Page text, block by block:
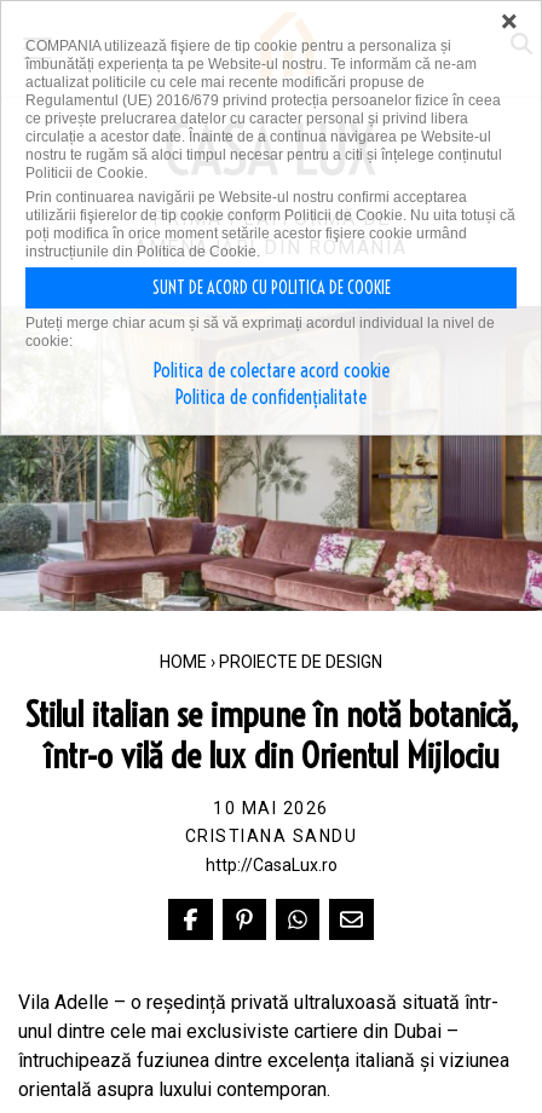
PRIMA PLATFORMĂ DE
AMENAJĂRI DIN ROMÂNIA
HOME › PROIECTE DE DESIGN
Stilul italian se impune în notă botanică,
într-o vilă de lux din Orientul Mijlociu
10 MAI 2026
CRISTIANA SANDU
http://CasaLux.ro
Vila Adelle – o reședință privată ultraluxoasă situată într-
unul dintre cele mai exclusiviste cartiere din Dubai –
întruchipează fuziunea dintre excelența italiană și viziunea
orientală asupra luxului contemporan.
×
COMPANIA utilizează fişiere de tip cookie pentru a personaliza și
îmbunătăți experiența ta pe Website-ul nostru. Te informăm că ne-am
actualizat politicile cu cele mai recente modificări propuse de
Regulamentul (UE) 2016/679 privind protecția persoanelor fizice în ceea
ce privește prelucrarea datelor cu caracter personal și privind libera
circulație a acestor date. Înainte de a continua navigarea pe Website-ul
nostru te rugăm să aloci timpul necesar pentru a citi și înțelege conținutul
Politicii de Cookie.
Prin continuarea navigării pe Website-ul nostru confirmi acceptarea
utilizării fişierelor de tip cookie conform Politicii de Cookie. Nu uita totuși că
poți modifica în orice moment setările acestor fişiere cookie urmând
instrucțiunile din Politica de Cookie.
SUNT DE ACORD CU POLITICA DE COOKIE
Puteți merge chiar acum și să vă exprimați acordul individual la nivel de
cookie:
Politica de colectare acord cookie
Politica de confidențialitate